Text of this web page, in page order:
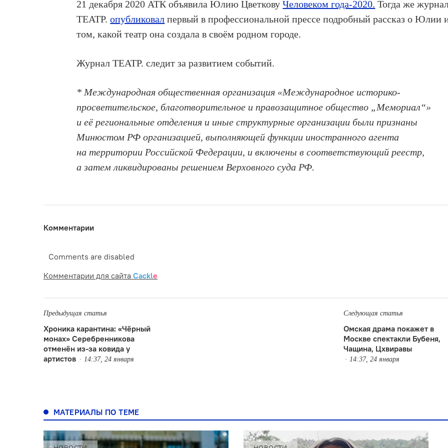
21 декабря 2020 АТК объявила Юлию ЦветковуЧеловеком года-2020. Тогда же
ТЕАТР.опубликовал первый в профессиональной прессе подробный рассказ о Юлии
том, какой театр она создала в своём родном городе.
Журнал ТЕАТР. следит за развитием событий.
* Международная общественная организация «Международное историко-
просветительское, благотворительное и правозащитное общество „Мемориал“»
и её региональные отделения и иные структурные организации были признаны
Минюстом РФ организацией, выполняющей функции иностранного агента
на территории Российской Федерации, и включены в соответствующий реестр,
а затем ликвидированы решением Верховного суда РФ.
Комментарии
Comments are disabled
Комментарии для сайта Cackle
Предыдущая статья
Хроника карантина: «Чёрный
монах» Серебренникова
отменён из-за ковида у
артистов
14:37, 24 января
Следующая статья
Омская драма покажет в
Москве спектакли Бубеня,
Чащина, Цхвиравы
14:37, 24 января
МАТЕРИАЛЫ ПО ТЕМЕ